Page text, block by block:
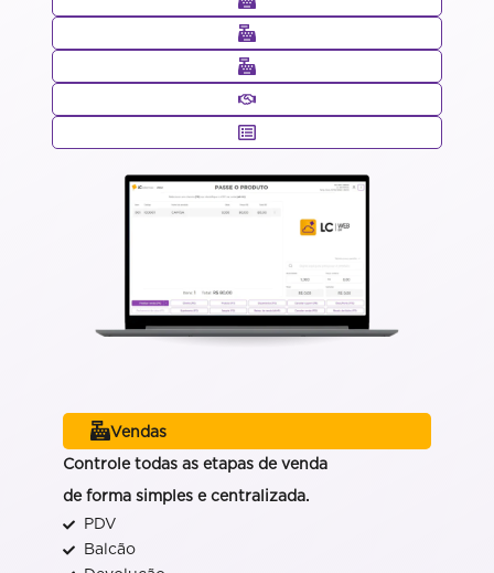
Vendas
Controle todas as etapas de venda
de forma simples e centralizada.
PDV
Balcão